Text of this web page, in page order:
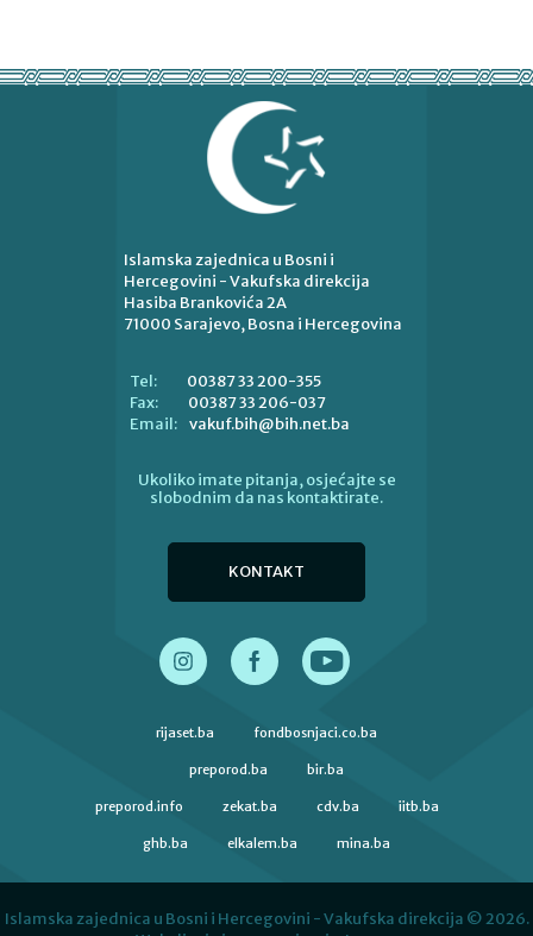
Islamska zajednica u Bosni i
Hercegovini - Vakufska direkcija
Hasiba Brankovića 2A
71000 Sarajevo, Bosna i Hercegovina
Tel:
00387 33 200-355
Fax:
00387 33 206-037
Email: vakuf.bih@bih.net.ba
Ukoliko imate pitanja, osjećajte se
slobodnim da nas kontaktirate.
KONTAKT
rijaset.ba fondbosnjaci.co.ba
preporod.ba bir.ba
preporod.info zekat.ba cdv.ba iitb.ba
ghb.ba elkalem.ba mina.ba
Islamska zajednica u Bosni i Hercegovini - Vakufska direkcija © 2026.